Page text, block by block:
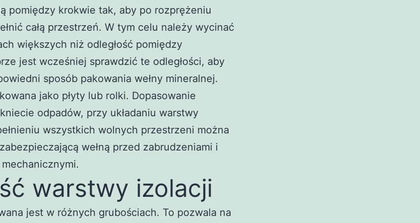
pomiędzy krokwie tak, aby po rozprężeniu
całą przestrzeń. W tym celu należy wycinać
większych niż odległość pomiędzy
jest wcześniej sprawdzić te odległości, aby
sposób pakowania wełny mineralnej.
jako płyty lub rolki. Dopasowanie
odpadów, przy układaniu warstwy
wszystkich wolnych przestrzeni można
wełną przed zabrudzeniami i
warstwy izolacji
jest w różnych grubościach. To pozwala na